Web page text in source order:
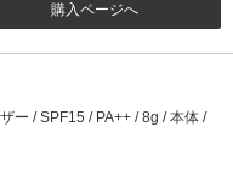
購入ページへ
ー / SPF15 / PA++ / 8g / 本体 /